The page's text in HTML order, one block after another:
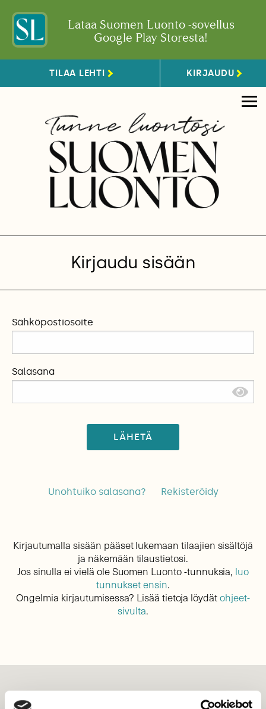
Lataa Suomen Luonto -sovellus
Google Play Storesta!
TILAA LEHTI KIRJAUDU
Kirjaudu sisään
Sähköpostiosoite
Salasana
LÄHETÄ
Unohtuiko salasana? Rekisteröidy
Kirjautumalla sisään pääset lukemaan tilaajien sisältöjä
ja näkemään tilaustietosi.
Jos sinulla ei vielä ole Suomen Luonto -tunnuksia, luo
tunnukset ensin.
Ongelmia kirjautumisessa? Lisää tietoja löydätohjeet-
sivulta.